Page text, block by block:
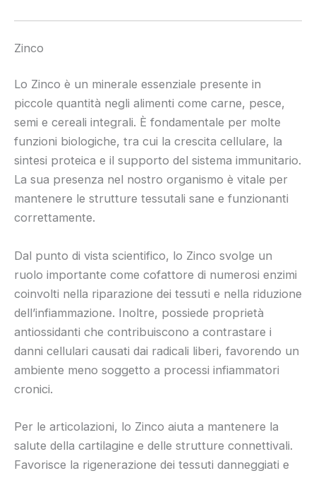
Zinco
Lo Zinco è un minerale essenziale presente in
piccole quantità negli alimenti come carne, pesce,
semi e cereali integrali. È fondamentale per molte
funzioni biologiche, tra cui la crescita cellulare, la
sintesi proteica e il supporto del sistema immunitario.
La sua presenza nel nostro organismo è vitale per
mantenere le strutture tessutali sane e funzionanti
correttamente.
Dal punto di vista scientifico, lo Zinco svolge un
ruolo importante come cofattore di numerosi enzimi
coinvolti nella riparazione dei tessuti e nella riduzione
dell’infiammazione. Inoltre, possiede proprietà
antiossidanti che contribuiscono a contrastare i
danni cellulari causati dai radicali liberi, favorendo un
ambiente meno soggetto a processi infiammatori
cronici.
Per le articolazioni, lo Zinco aiuta a mantenere la
salute della cartilagine e delle strutture connettivali.
Favorisce la rigenerazione dei tessuti danneggiati e